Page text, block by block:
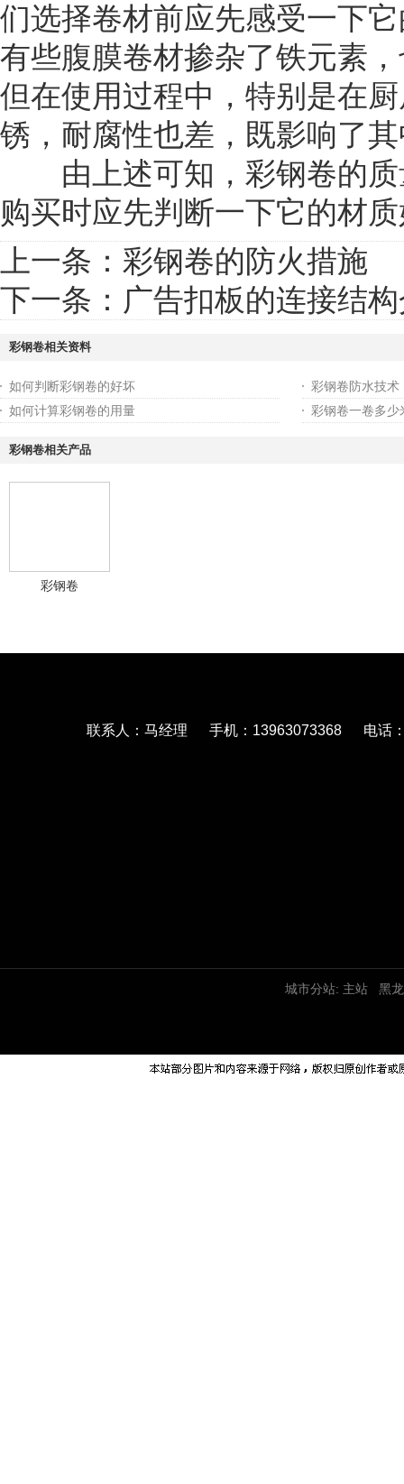
们选择卷材前应先感受一下
有些腹膜卷材掺杂了铁元素
但在使用过程中，特别是在
锈，耐腐性也差，既影响了
由上述可知，彩钢卷的质
购买时应先判断一下它的材
上一条： 彩钢卷的防火措施
下一条： 广告扣板的连接结
彩钢卷相关资料
如何判断彩钢卷的好坏
彩钢卷防水技术
如何计算彩钢卷的用量
彩钢卷一卷多少
彩钢卷相关产品
彩钢卷
联系人：马经理 手机：13963073368 电话
城市分站: 主站 黑